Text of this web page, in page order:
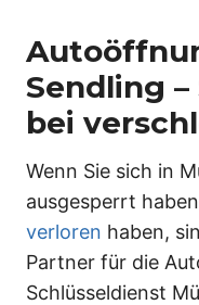
Sendling
bei
Wenn Sie sich in
ausgesperrt
verloren haben,
Partner für die
Schlüsseldienst